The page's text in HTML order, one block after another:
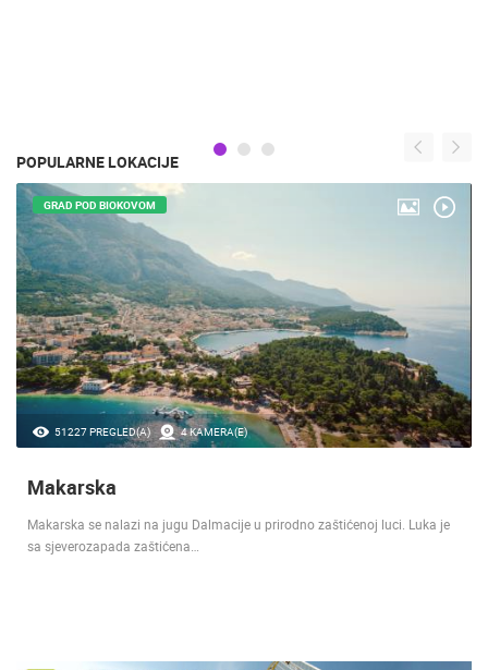
POPULARNE LOKACIJE
51227 PREGLED(A) 4 KAMERA(E)
GRAD POD BIOKOVOM
Makarska
Makarska se nalazi na jugu Dalmacije u prirodno zaštićenoj luci. Luka je
sa sjeverozapada zaštićena…